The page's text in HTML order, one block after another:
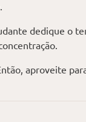
dedique o
aproveite